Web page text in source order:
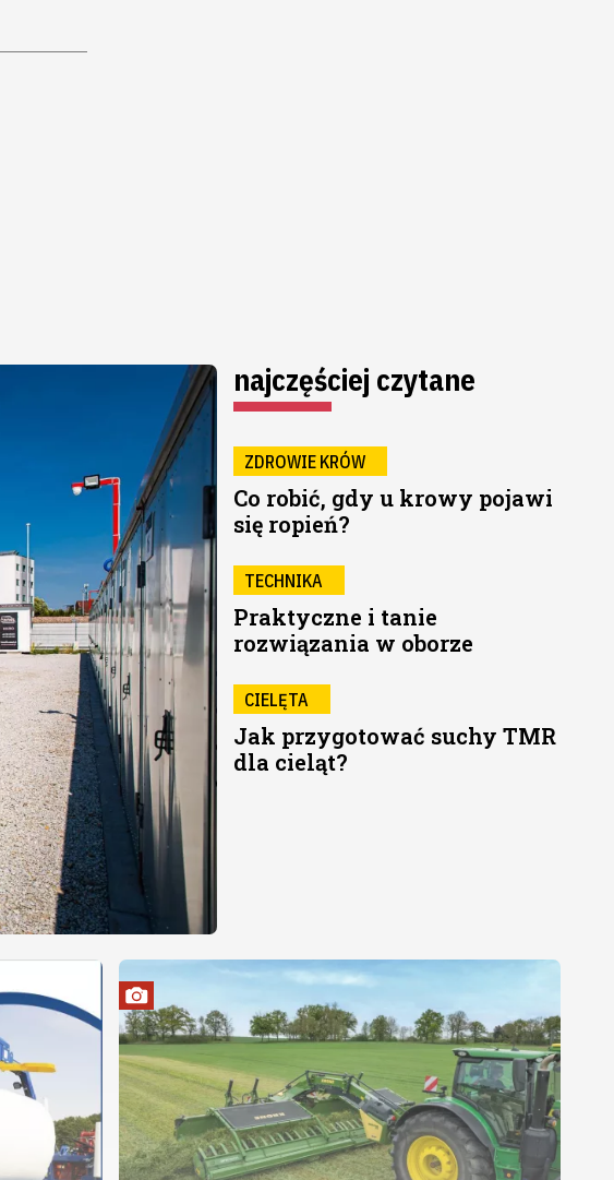
najczęściej czytane
ZDROWIE KRÓW
Co robić, gdy u krowy pojawi
się ropień?
TECHNIKA
Praktyczne i tanie
rozwiązania w oborze
CIELĘTA
Jak przygotować suchy TMR
dla cieląt?